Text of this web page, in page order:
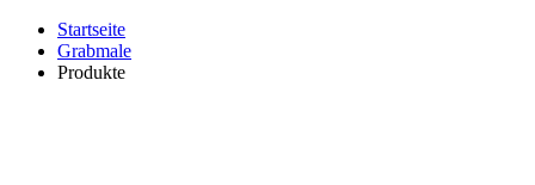
Startseite
Grabmale
Produkte